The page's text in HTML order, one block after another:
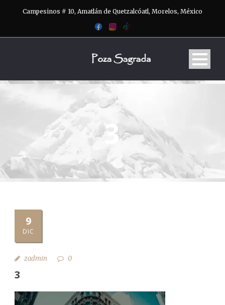
Campesinos # 10, Amatlán de Quetzalcóatl, Morelos, México
3
9
DIC
zadmin 0
3